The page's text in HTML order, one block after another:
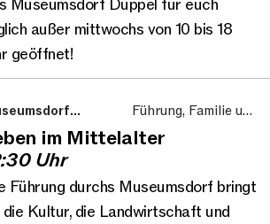
Museumsdorf Düppel für euch
außer mittwochs von 10 bis 18
geöffnet!
Führung, Familie und
im Mittelalter
Uhr
Führung durchs Museumsdorf bringt
die Kultur, die Landwirtschaft und